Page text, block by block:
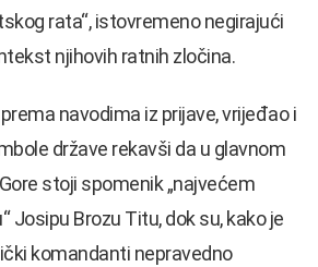
rata“, istovremeno negirajući
njihovih ratnih zločina.
navodima iz prijave, vrijeđao i
države rekavši da u glavnom
stoji spomenik „najvećem
Josipu Brozu Titu, dok su, kako je
komandanti nepravedno